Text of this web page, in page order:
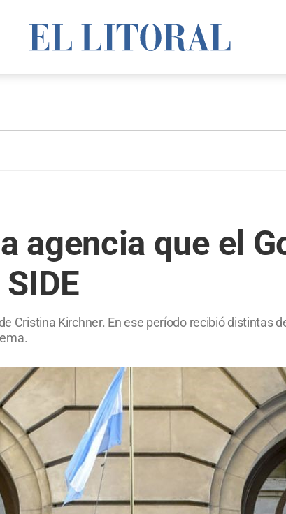
agencia que el
Cristina Kirchner. En ese período recibió distintas